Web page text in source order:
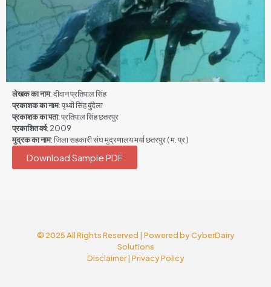
लेखक का नाम: दीवान प्रतिपाल सिंह
प्रकाशक का नाम: पृथ्वी सिंह बुंदेला
प्रकाशक का पता: प्रतिपाल सिंह छतरपुर
प्रकाशित वर्ष: 2009
मुद्रक का नाम: जिला सहकारी संघ मुद्रणालय मर्या छतरपुर ( म. प्र )
Download Sample PDF
© 2025 All Rights Reserved | Powered byCyberDairy
Solutions
Disclaimer| Privacy Policy